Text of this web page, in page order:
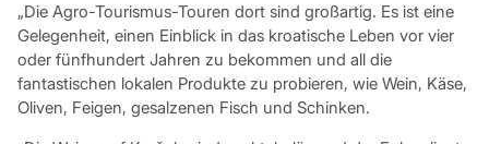
„Die Agro-Tourismus-Touren dort sind großartig. Es ist eine
Gelegenheit, einen Einblick in das kroatische Leben vor vier
oder fünfhundert Jahren zu bekommen und all die
fantastischen lokalen Produkte zu probieren, wie Wein, Käse,
Oliven, Feigen, gesalzenen Fisch und Schinken.